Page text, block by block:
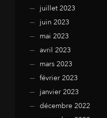
juillet 2023
juin 2023
mai 2023
avril 2023
mars 2023
février 2023
janvier 2023
décembre 2022